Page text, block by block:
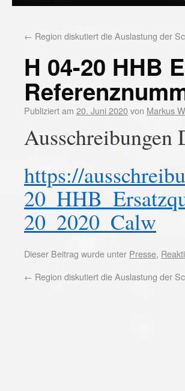
← Region diskutiert die Auslastung der
H 04-20 HHB
Publiziert am 20. Juni 2020von Markus
Ausschreibungen
https://
20_2020_Calw
Dieser Beitrag wurde unter Presse,
← Region diskutiert die Auslastung der